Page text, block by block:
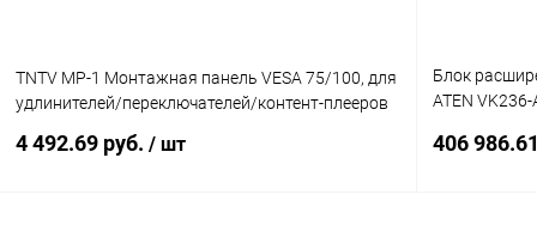
TNTV MP-1 Монтажная панель VESA 75/100, для
удлинителей/переключателей/контент-плееров
4 492.69 руб. / шт
Блок
ATEN
406